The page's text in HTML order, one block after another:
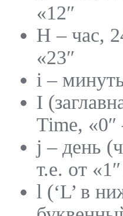
«12″
H – час,
«23″
i –
I
Time, «0″
j – день
т.е. от
l (‘L’ в